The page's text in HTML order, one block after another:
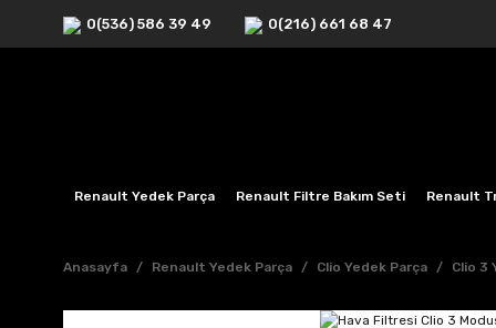
0(536) 586 39 49 0(216) 661 68 47
Renault Yedek Parça Renault Filtre Bakım Seti Renault
Anasayfa Renault Yedek Parça Clio Yedek Parça Clio 3